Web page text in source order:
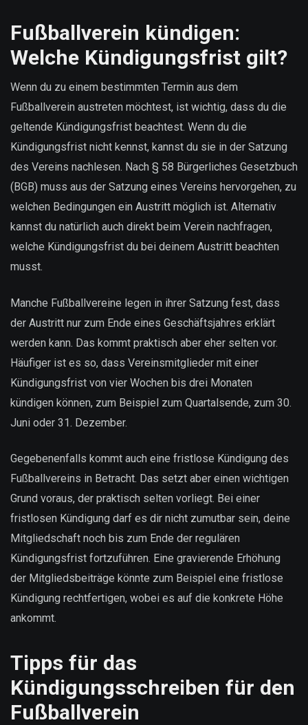
Fußballverein kündigen:
Welche Kündigungsfrist gilt?
Wenn du zu einem bestimmten Termin aus dem
Fußballverein austreten möchtest, ist wichtig, dass du die
geltende Kündigungsfrist beachtest. Wenn du die
Kündigungsfrist nicht kennst, kannst du sie in der Satzung
des Vereins nachlesen. Nach § 58 Bürgerliches Gesetzbuch
(BGB) muss aus der Satzung eines Vereins hervorgehen, zu
welchen Bedingungen ein Austritt möglich ist. Alternativ
kannst du natürlich auch direkt beim Verein nachfragen,
welche Kündigungsfrist du bei deinem Austritt beachten
musst.
Manche Fußballvereine legen in ihrer Satzung fest, dass
der Austritt nur zum Ende eines Geschäftsjahres erklärt
werden kann. Das kommt praktisch aber eher selten vor.
Häufiger ist es so, dass Vereinsmitglieder mit einer
Kündigungsfrist von vier Wochen bis drei Monaten
kündigen können, zum Beispiel zum Quartalsende, zum 30.
Juni oder 31. Dezember.
Gegebenenfalls kommt auch eine fristlose Kündigung des
Fußballvereins in Betracht. Das setzt aber einen wichtigen
Grund voraus, der praktisch selten vorliegt. Bei einer
fristlosen Kündigung darf es dir nicht zumutbar sein, deine
Mitgliedschaft noch bis zum Ende der regulären
Kündigungsfrist fortzuführen. Eine gravierende Erhöhung
der Mitgliedsbeiträge könnte zum Beispiel eine fristlose
Kündigung rechtfertigen, wobei es auf die konkrete Höhe
ankommt.
Tipps für das
Kündigungsschreiben für den
Fußballverein